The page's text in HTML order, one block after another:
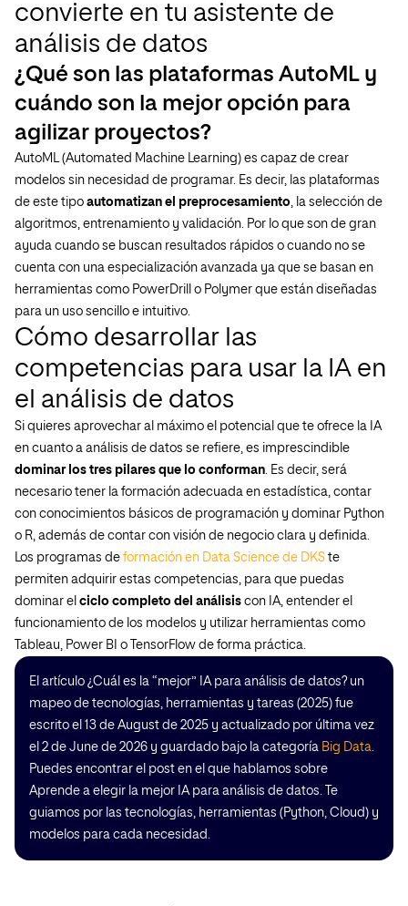
convierte en tu asistente de
análisis de datos
¿Qué son las plataformas AutoML y
cuándo son la mejor opción para
agilizar proyectos?
AutoML (Automated Machine Learning) es capaz de crear
modelos sin necesidad de programar. Es decir, las plataformas
de este tipo automatizan el preprocesamiento, la selección de
algoritmos, entrenamiento y validación. Por lo que son de gran
ayuda cuando se buscan resultados rápidos o cuando no se
cuenta con una especialización avanzada ya que se basan en
herramientas como PowerDrill o Polymer que están diseñadas
para un uso sencillo e intuitivo.
Cómo desarrollar las
competencias para usar la IA en
el análisis de datos
Si quieres aprovechar al máximo el potencial que te ofrece la IA
en cuanto a análisis de datos se refiere, es imprescindible
dominar los tres pilares que lo conforman. Es decir, será
necesario tener la formación adecuada en estadística, contar
con conocimientos básicos de programación y dominar Python
o R, además de contar con visión de negocio clara y definida.
Los programas de formación en Data Science de DKS te
permiten adquirir estas competencias, para que puedas
dominar el ciclo completo del análisis con IA, entender el
funcionamiento de los modelos y utilizar herramientas como
Tableau, Power BI o TensorFlow de forma práctica.
El artículo ¿Cuál es la “mejor” IA para análisis de datos? un
mapeo de tecnologías, herramientas y tareas (2025) fue
escrito el 13 de August de 2025 y actualizado por última vez
el 2 de June de 2026 y guardado bajo la categoría Big Data.
Puedes encontrar el post en el que hablamos sobre
Aprende a elegir la mejor IA para análisis de datos. Te
guiamos por las tecnologías, herramientas (Python, Cloud) y
modelos para cada necesidad.